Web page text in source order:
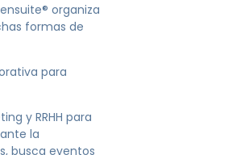
organiza
formas de
para
y RRHH para
la
busca eventos